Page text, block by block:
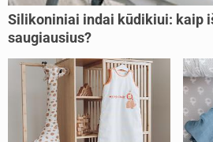
Silikoniniai indai kūdikiui: kaip
saugiausius?